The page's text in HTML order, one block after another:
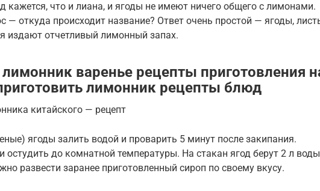
кажется, что и лиана, и ягоды не имеют ничего общего с лимонами.
— откуда происходит название? Ответ очень простой — ягоды,
издают отчетливый лимонный запах.
варенье рецепты приготовления
лимонник рецепты блюд
китайского — рецепт
ягоды залить водой и проварить 5 минут после закипания.
остудить до комнатной температуры. На стакан ягод берут 2 л
развести заранее приготовленный сироп по своему вкусу.